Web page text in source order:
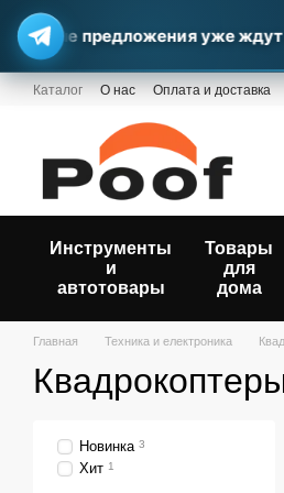
предложения уже ждут
Перейти к основному контенту
Каталог О нас Оплата и доставка
Инструменты
и
автотовары
Товары
для
дома
Главная Техника и електроника
Новинка 3
Хит 1